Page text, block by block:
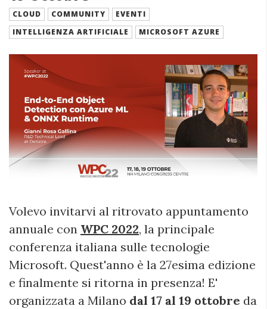
CLOUD COMMUNITY
EVENTI
INTELLIGENZA ARTIFICIALE
MICROSOFT AZURE
Volevo invitarvi al ritrovato appuntamento
annuale con WPC 2022, la principale
conferenza italiana sulle tecnologie
Microsoft. Quest'anno è la 27esima edizione
e finalmente si ritorna in presenza! E'
organizzata a Milano dal 17 al 19 ottobre da